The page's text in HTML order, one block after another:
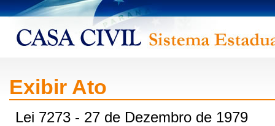
Exibir Ato
Lei 7273 - 27 de Dezembro de 1979